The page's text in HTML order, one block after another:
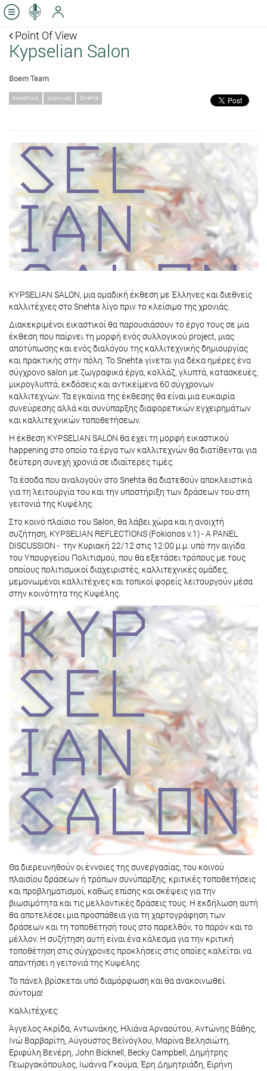
Point Of View
Kypselian Salon
Boem Team
εικαστικά χορηγίες Snehta
KYPSELIAN SALON, μια ομαδική έκθεση με Έλληνες και διεθνείς
καλλιτέχνες στο Snehta λίγο πριν το κλείσιμο της χρονιάς.
Διακεκριμένοι εικαστικοί θα παρουσιάσουν το έργο τους σε μια
έκθεση που παίρνει τη μορφή ενός συλλογικού project, μιας
αποτύπωσης και ενός διαλόγου της καλλιτεχνικής δημιουργίας
και πρακτικής στην πόλη. Το Snehta γίνεται για δέκα ημέρες ένα
σύγχρονο salon με ζωγραφικά έργα, κολλάζ, γλυπτά, κατασκευές,
μικρογλυπτά, εκδόσεις και αντικείμενα 60 σύγχρονων
καλλιτεχνών. Τα εγκαίνια της έκθεσης θα είναι μια ευκαιρία
συνεύρεσης αλλά και συνύπαρξης διαφορετικών εγχειρημάτων
και καλλιτεχνικών τοποθετήσεων.
Η έκθεση KYPSELIAN SALON θα έχει τη μορφή εικαστικού
happening στο οποίο τα έργα των καλλιτεχνών θα διατίθενται για
δεύτερη συνεχή χρονιά σε ιδιαίτερες τιμές.
Τα έσοδα που αναλογούν στο Snehta θα διατεθούν αποκλειστικά
για τη λειτουργία του και την υποστήριξη των δράσεων του στη
γειτονιά της Κυψέλης.
Στο κοινό πλαίσιο του Salon, θα λάβει χώρα και η ανοιχτή
συζήτηση, KYPSELIAN REFLECTIONS (Fokionos v.1) - A PANEL
DISCUSSION - την Κυριακή 22/12 στις 12:00 μ.μ. υπό την αιγίδα
του Υπουργείου Πολιτισμού, που θα εξετάσει τρόπους με τους
οποίους πολιτισμικοί διαχειριστές, καλλιτεχνικές ομάδες,
μεμονωμένοι καλλιτέχνες και τοπικοί φορείς λειτουργούν μέσα
στην κοινότητα της Κυψέλης.
Θα διερευνηθούν οι έννοιες της συνεργασίας, του κοινού
πλαισίου δράσεων ή τρόπων συνύπαρξης, κριτικές τοποθετήσεις
και προβληματισμοί, καθώς επίσης και σκέψεις για την
βιωσιμότητα και τις μελλοντικές δράσεις τους. Η εκδήλωση αυτή
θα αποτελέσει μια προσπάθεια για τη χαρτογράφηση των
δράσεων και τη τοποθέτησή τους στο παρελθόν, το παρόν και το
μέλλον. Η συζήτηση αυτή είναι ένα κάλεσμα για την κριτική
τοποθέτηση στις σύγχρονες προκλήσεις στις οποίες καλείται να
απαντήσει η γειτονιά της Κυψέλης.
Το πάνελ βρίσκεται υπό διαμόρφωση και θα ανακοινωθεί
σύντομα!
Καλλιτέχνες:
Άγγελος Ακρίδα, Αντωνάκης, Ηλιάνα Αρναούτου, Αντώνης Βάθης,
Ινώ Βαρβαρίτη, Αύγουστος Βεϊνόγλου, Μαρίνα Βελησιώτη,
Εριφύλη Βενέρη, John Bicknell, Becky Campbell, Δημήτρης
Γεωργακόπουλος, Ιωάννα Γκούμα, Έρη Δημητριάδη, Ειρήνη